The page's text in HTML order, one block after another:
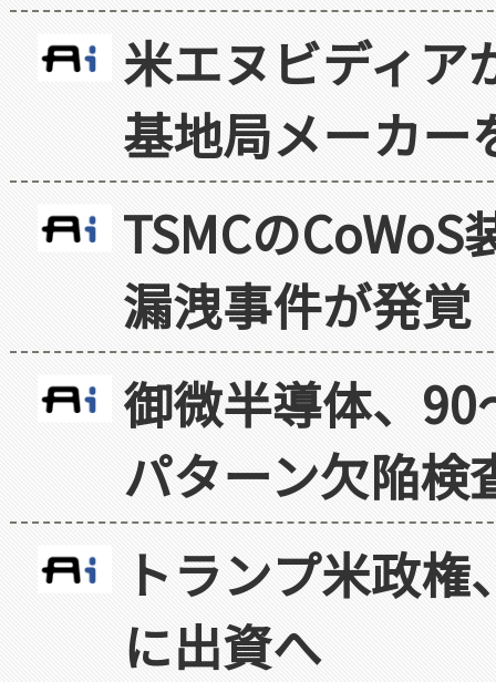
米エヌビディア
基地局メーカー
TSMCの
漏洩事件が発覚
御微半導体、
パターン欠陥検
トランプ米政
に出資へ